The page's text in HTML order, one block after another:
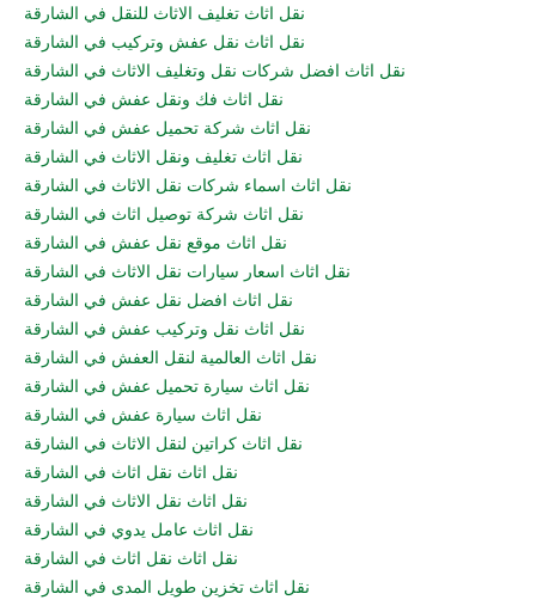
نقل اثاث تغليف الاثاث للنقل في الشارقة
نقل اثاث نقل عفش وتركيب في الشارقة
نقل اثاث افضل شركات نقل وتغليف الاثاث في الشارقة
نقل اثاث فك ونقل عفش في الشارقة
نقل اثاث شركة تحميل عفش في الشارقة
نقل اثاث تغليف ونقل الاثاث في الشارقة
نقل اثاث اسماء شركات نقل الاثاث في الشارقة
نقل اثاث شركة توصيل اثاث في الشارقة
نقل اثاث موقع نقل عفش في الشارقة
نقل اثاث اسعار سيارات نقل الاثاث في الشارقة
نقل اثاث افضل نقل عفش في الشارقة
نقل اثاث نقل وتركيب عفش في الشارقة
نقل اثاث العالمية لنقل العفش في الشارقة
نقل اثاث سيارة تحميل عفش في الشارقة
نقل اثاث سيارة عفش في الشارقة
نقل اثاث كراتين لنقل الاثاث في الشارقة
نقل اثاث نقل اثاث في الشارقة
نقل اثاث نقل الاثاث في الشارقة
نقل اثاث عامل يدوي في الشارقة
نقل اثاث نقل اثاث في الشارقة
نقل اثاث تخزين طويل المدى في الشارقة